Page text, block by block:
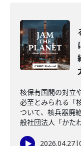
核保有国間の対立
必至とみられる「
ついて、核兵器廃
般社団法人「かた
2026.04.27|